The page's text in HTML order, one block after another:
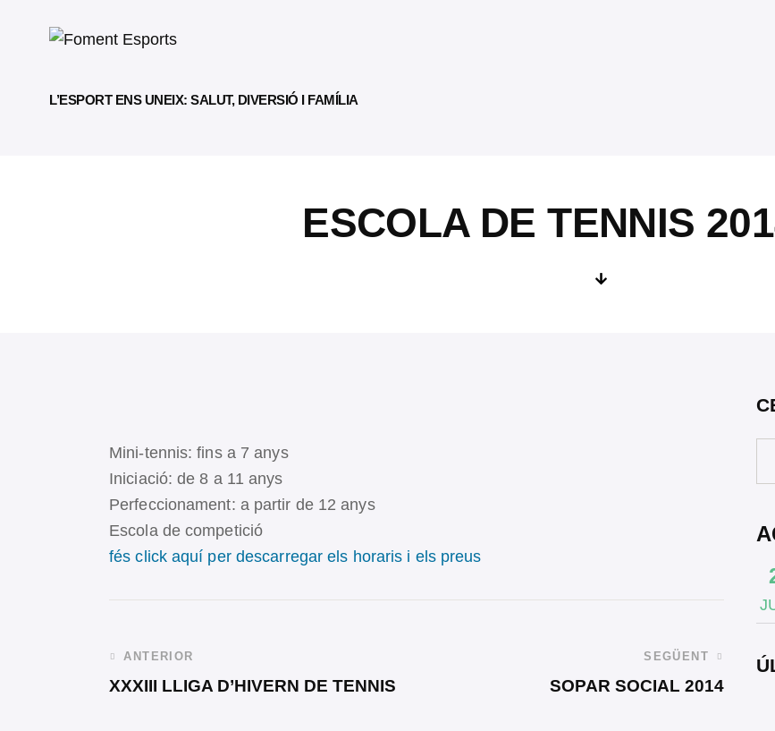
L’ESPORT ENS UNEIX: SALUT, DIVERSIÓ I FAMÍLIA
ESCOLA DE TENNIS
Mini-tennis: fins a 7 anys
Iniciació: de 8 a 11 anys
Perfeccionament: a partir de 12 anys
Escola de competició
fés click aquí per descarregar els horaris i els preus
ANTERIOR
XXXIII LLIGA D’HIVERN DE TENNIS
SEGÜENT
SOPAR SOCIAL 2014